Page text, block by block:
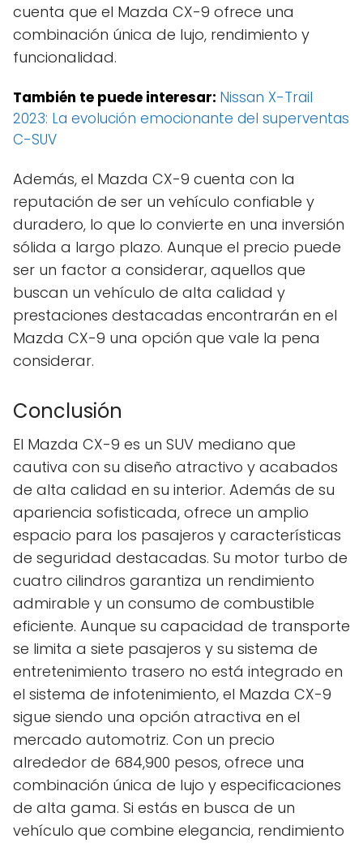
cuenta que el Mazda CX-9 ofrece una
combinación única de lujo, rendimiento y
funcionalidad.
También te puede interesar: Nissan X-Trail
2023: La evolución emocionante del superventas
C-SUV
Además, el Mazda CX-9 cuenta con la
reputación de ser un vehículo confiable y
duradero, lo que lo convierte en una inversión
sólida a largo plazo. Aunque el precio puede
ser un factor a considerar, aquellos que
buscan un vehículo de alta calidad y
prestaciones destacadas encontrarán en el
Mazda CX-9 una opción que vale la pena
considerar.
Conclusión
El Mazda CX-9 es un SUV mediano que
cautiva con su diseño atractivo y acabados
de alta calidad en su interior. Además de su
apariencia sofisticada, ofrece un amplio
espacio para los pasajeros y características
de seguridad destacadas. Su motor turbo de
cuatro cilindros garantiza un rendimiento
admirable y un consumo de combustible
eficiente. Aunque su capacidad de transporte
se limita a siete pasajeros y su sistema de
entretenimiento trasero no está integrado en
el sistema de infotenimiento, el Mazda CX-9
sigue siendo una opción atractiva en el
mercado automotriz. Con un precio
alrededor de 684,900 pesos, ofrece una
combinación única de lujo y especificaciones
de alta gama. Si estás en busca de un
vehículo que combine elegancia, rendimiento